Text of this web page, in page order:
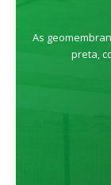
As
preta,